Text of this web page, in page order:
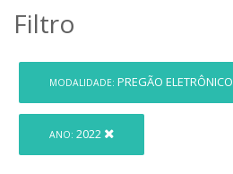
Filtro
MODALIDADE: PREGÃO ELETRÔNICO
ANO: 2022